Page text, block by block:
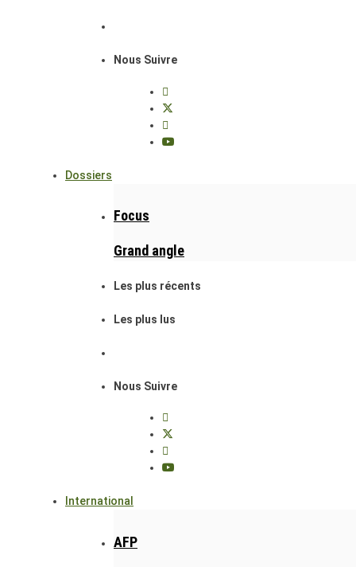
Nous Suivre
Dossiers
Focus
Grand angle
Les plus récents
Les plus lus
Nous Suivre
International
AFP